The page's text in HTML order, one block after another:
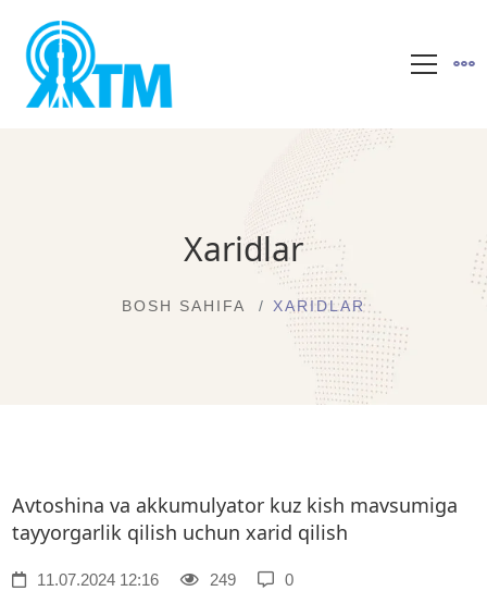
Xaridlar
BOSH SAHIFA XARIDLAR
Avtoshina va akkumulyator kuz kish mavsumiga
tayyorgarlik qilish uchun xarid qilish
11.07.2024 12:16 249 0